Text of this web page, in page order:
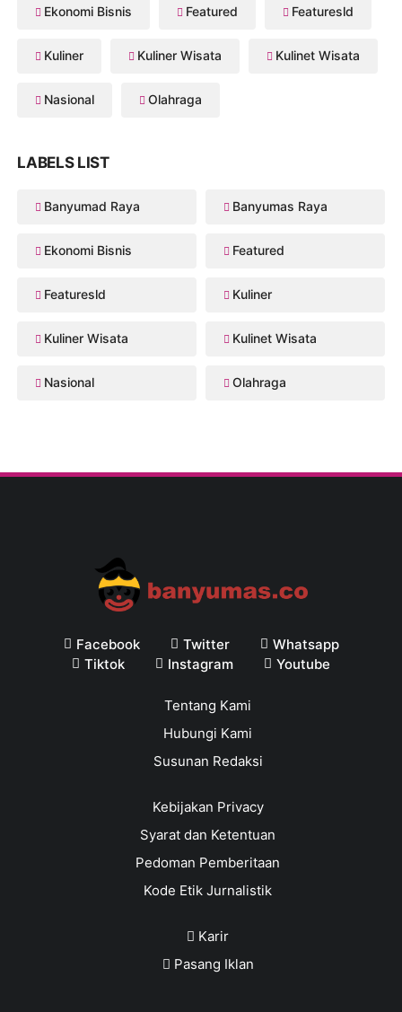
Ekonomi Bisnis Featured Featuresld
Kuliner Kuliner Wisata Kulinet Wisata
Nasional Olahraga
LABELS LIST
Banyumad Raya Banyumas Raya
Ekonomi Bisnis Featured
Featuresld Kuliner
Kuliner Wisata Kulinet Wisata
Nasional Olahraga
Facebook Twitter
Whatsapp
Tiktok
Instagram Youtube
Tentang Kami
Hubungi Kami
Susunan Redaksi
Kebijakan Privacy
Syarat dan Ketentuan
Pedoman Pemberitaan
Kode Etik Jurnalistik
Karir
Pasang Iklan